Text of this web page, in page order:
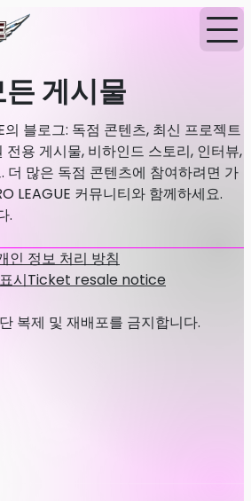
든 게시물
의 블로그: 독점 콘텐츠, 최신 프로젝트
전용 게시물, 비하인드 스토리, 인터뷰,
더 많은 독점 콘텐츠에 참여하려면 가
LEAGUE 커뮤니티와 함께하세요.
.
인 정보 처리 방침
시Ticket resale notice
복제 및 재배포를 금지합니다.